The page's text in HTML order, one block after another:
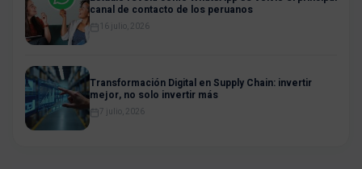
canal de contacto de los peruanos
16 julio, 2026
Transformación Digital en Supply Chain: invertir
mejor, no solo invertir más
7 julio, 2026